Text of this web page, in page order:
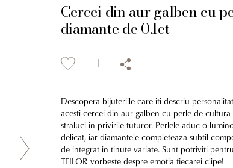
Cercei din aur galben cu
diamante de 0.1ct
Descopera bijuteriile care iti descriu
acesti cercei din aur galben cu perle de
straluci in privirile tuturor. Perlele aduc o
delicat, iar diamantele completeaza subtil
de integrat in tinute variate. Sunt potriviti
TEILOR vorbeste despre emotia fiecarei clipe!